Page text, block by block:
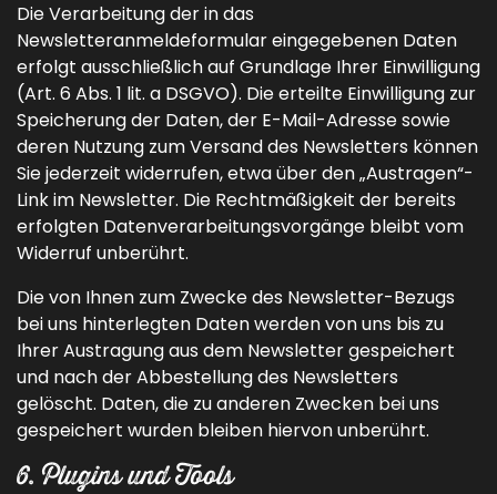
Die Verarbeitung der in das
Newsletteranmeldeformular eingegebenen Daten
erfolgt ausschließlich auf Grundlage Ihrer Einwilligung
(Art. 6 Abs. 1 lit. a DSGVO). Die erteilte Einwilligung zur
Speicherung der Daten, der E-Mail-Adresse sowie
deren Nutzung zum Versand des Newsletters können
Sie jederzeit widerrufen, etwa über den „Austragen“-
Link im Newsletter. Die Rechtmäßigkeit der bereits
erfolgten Datenverarbeitungsvorgänge bleibt vom
Widerruf unberührt.
Die von Ihnen zum Zwecke des Newsletter-Bezugs
bei uns hinterlegten Daten werden von uns bis zu
Ihrer Austragung aus dem Newsletter gespeichert
und nach der Abbestellung des Newsletters
gelöscht. Daten, die zu anderen Zwecken bei uns
gespeichert wurden bleiben hiervon unberührt.
6. Plugins und Tools